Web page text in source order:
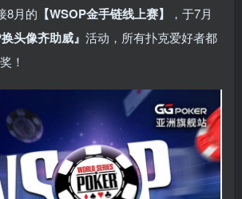
8月的 【WSOP金手链线上赛】
，于7月
头像齐助威』 活动，所有扑克爱好者都
！